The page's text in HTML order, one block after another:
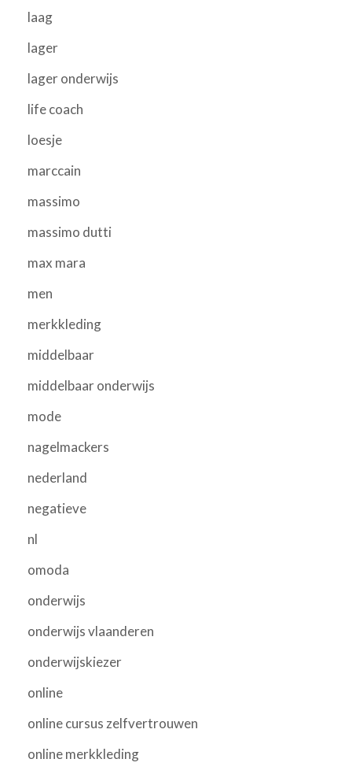
laag
lager
lager onderwijs
life coach
loesje
marccain
massimo
massimo dutti
max mara
men
merkkleding
middelbaar
middelbaar onderwijs
mode
nagelmackers
nederland
negatieve
nl
omoda
onderwijs
onderwijs vlaanderen
onderwijskiezer
online
online cursus zelfvertrouwen
online merkkleding